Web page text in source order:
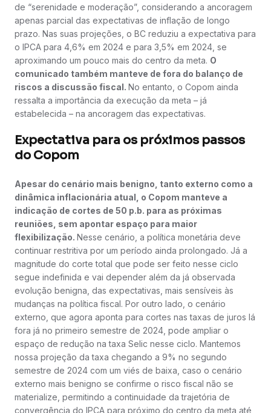
de “serenidade e moderação”, considerando a ancoragem
apenas parcial das expectativas de inflação de longo
prazo. Nas suas projeções, o BC reduziu a expectativa para
o IPCA para 4,6% em 2024 e para 3,5% em 2024, se
aproximando um pouco mais do centro da meta. O
comunicado também manteve de fora do balanço de
riscos a discussão fiscal. No entanto, o Copom ainda
ressalta a importância da execução da meta – já
estabelecida – na ancoragem das expectativas.
Expectativa para os próximos passos
do Copom
Apesar do cenário mais benigno, tanto externo como a
dinâmica inflacionária atual, o Copom manteve a
indicação de cortes de 50 p.b. para as próximas
reuniões, sem apontar espaço para maior
flexibilização. Nesse cenário, a política monetária deve
continuar restritiva por um período ainda prolongado. Já a
magnitude do corte total que pode ser feito nesse ciclo
segue indefinida e vai depender além da já observada
evolução benigna, das expectativas, mais sensíveis às
mudanças na política fiscal. Por outro lado, o cenário
externo, que agora aponta para cortes nas taxas de juros lá
fora já no primeiro semestre de 2024, pode ampliar o
espaço de redução na taxa Selic nesse ciclo. Mantemos
nossa projeção da taxa chegando a 9% no segundo
semestre de 2024 com um viés de baixa, caso o cenário
externo mais benigno se confirme o risco fiscal não se
materialize, permitindo a continuidade da trajetória de
convergência do IPCA para próximo do centro da meta até